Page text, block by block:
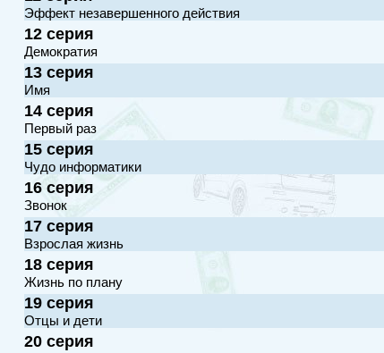
Эффект незавершенного действия
12 серия
Демократия
13 серия
Имя
14 серия
Первый раз
15 серия
Чудо информатики
16 серия
Звонок
17 серия
Взрослая жизнь
18 серия
Жизнь по плану
19 серия
Отцы и дети
20 серия